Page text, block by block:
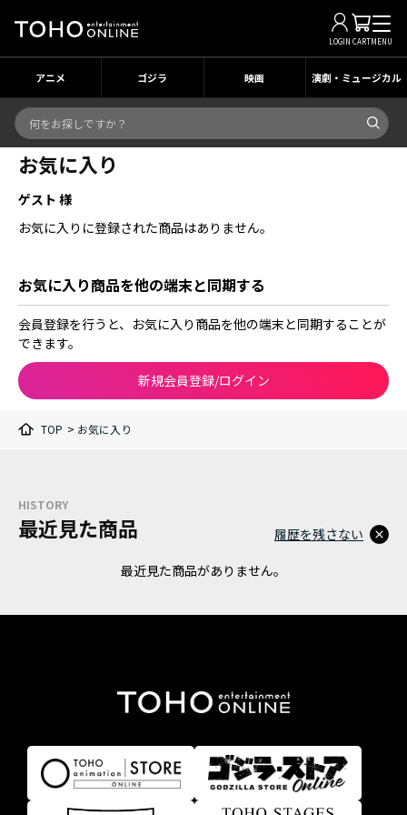
LOGIN CARTMENU
アニメ ゴジラ 映画 演劇・ミュージカル
お気に入り
ゲスト 様
お気に入りに登録された商品はありません。
お気に入り商品を他の端末と同期する
会員登録を行うと、お気に入り商品を他の端末と同期することが
できます。
新規会員登録/ログイン
TOP > お気に入り
HISTORY
最近見た商品
最近見た商品がありません。
履歴を残さない